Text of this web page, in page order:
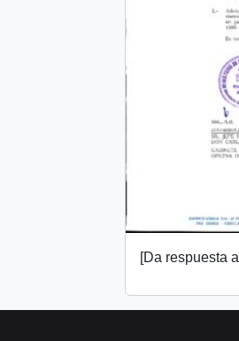
[Da respuesta